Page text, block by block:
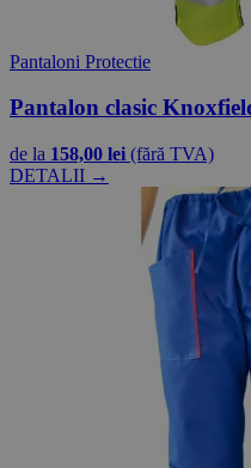
Pantaloni Protectie
Pantalon clasic
de la 158,00 lei (fără TVA)
DETALII →